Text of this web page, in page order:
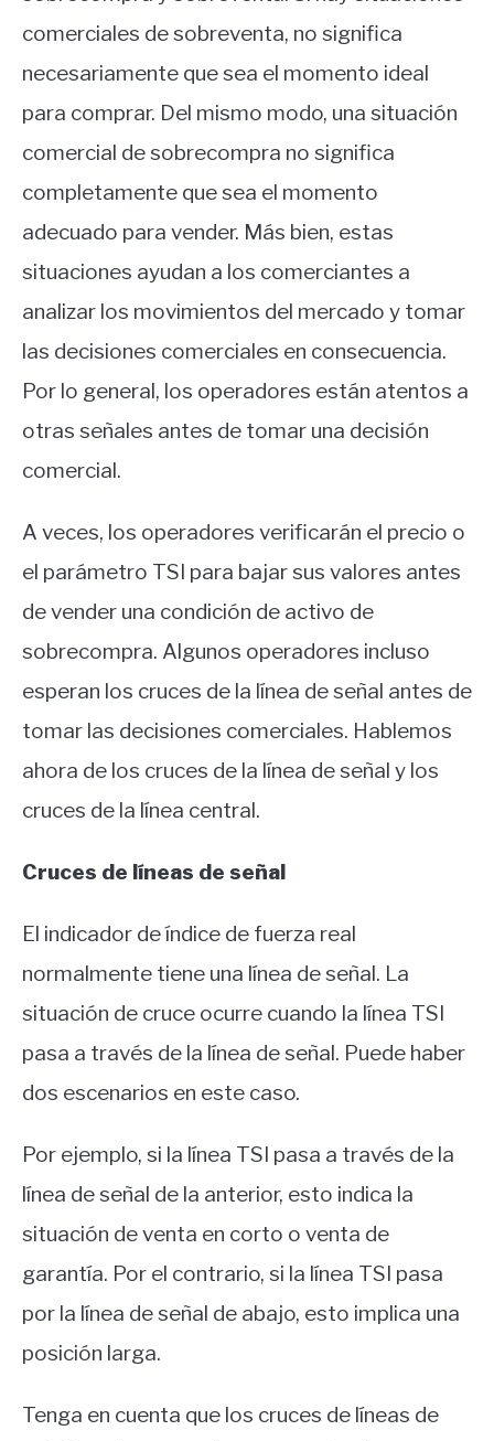
comerciales de sobreventa, no significa
necesariamente que sea el momento ideal
para comprar. Del mismo modo, una situación
comercial de sobrecompra no significa
completamente que sea el momento
adecuado para vender. Más bien, estas
situaciones ayudan a los comerciantes a
analizar los movimientos del mercado y tomar
las decisiones comerciales en consecuencia.
Por lo general, los operadores están atentos a
otras señales antes de tomar una decisión
comercial.
A veces, los operadores verificarán el precio o
el parámetro TSI para bajar sus valores antes
de vender una condición de activo de
sobrecompra. Algunos operadores incluso
esperan los cruces de la línea de señal antes de
tomar las decisiones comerciales. Hablemos
ahora de los cruces de la línea de señal y los
cruces de la línea central.
Cruces de líneas de señal
El indicador de índice de fuerza real
normalmente tiene una línea de señal. La
situación de cruce ocurre cuando la línea TSI
pasa a través de la línea de señal. Puede haber
dos escenarios en este caso.
Por ejemplo, si la línea TSI pasa a través de la
línea de señal de la anterior, esto indica la
situación de venta en corto o venta de
garantía. Por el contrario, si la línea TSI pasa
por la línea de señal de abajo, esto implica una
posición larga.
Tenga en cuenta que los cruces de líneas de